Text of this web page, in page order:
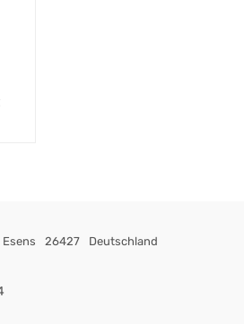
Esens 26427 Deutschland